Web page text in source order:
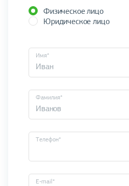
Физическое лицо
Юридическое лицо
Имя*
Фамилия*
Телефон*
E-mail*